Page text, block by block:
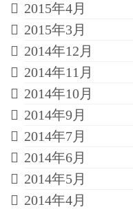
2015年4月
2015年3月
2014年12月
2014年11月
2014年10月
2014年9月
2014年7月
2014年6月
2014年5月
2014年4月